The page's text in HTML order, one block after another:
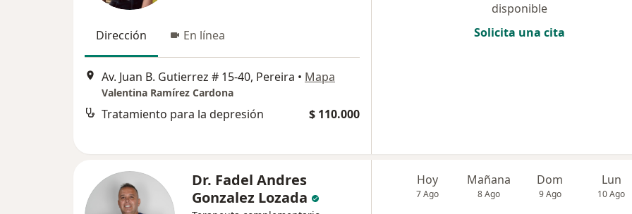
Dirección En línea
Av. Juan B. Gutierrez # 15-40, Pereira • Mapa
Valentina Ramírez Cardona
Tratamiento para la depresión $ 110.000
disponible
Solicita una cita
Dr. Fadel Andres
Gonzalez Lozada
Hoy
7 Ago
Mañana
8 Ago
Dom
9 Ago
Lun
10 Ago